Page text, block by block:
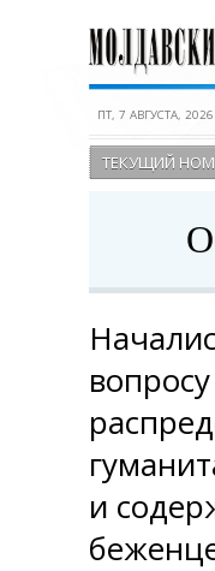
ПТ, 7 АВГУСТА, 2026
ТЕКУЩИЙ
вопросу
и